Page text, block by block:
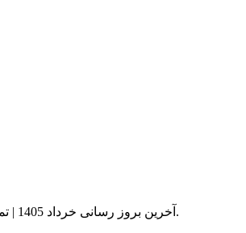
© آخرین بروز رسانی خرداد 1405 | تمامی حقوق برای موسسه کارآفرینان مهر کامیاب با شماره ثبت 51201 محفوظ است.